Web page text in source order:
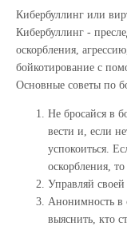
Кибербуллинг или
Кибербуллинг -
оскорбления,
бойкотирование с
Основные советы по
Не бросайся в
вести и, если
успокоиться.
оскорбления,
Управляй
Анонимность в
выяснить, кто